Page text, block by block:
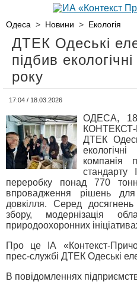
Одеса > Новини > Екологія
ДТЕК Одеські
підбив
року
17:04 / 18.03.2026
ОДЕСА,
ДТЕК
компанія
переробку понад 770
впровадження рішень
довкілля. Серед
збору, модернізація
природоохоронних
Про це ІА «Контекст-
прес-службі ДТЕК Одеські
В повідомленнях